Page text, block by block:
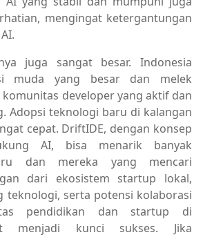
mengingat ketergantungan
juga sangat besar. Indonesia
muda yang besar dan melek
developer yang aktif dan
Adopsi teknologi baru di kalangan
cepat. DriftIDE, dengan konsep
AI, bisa menarik banyak
dan mereka yang mencari
dari ekosistem startup lokal,
teknologi, serta potensi kolaborasi
pendidikan dan startup di
menjadi kunci sukses. Jika